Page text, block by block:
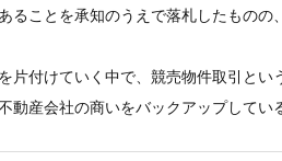
ることを承知のうえで落札したもの
片付けていく中で、競売物件取引と
動産会社の商いをバックアップしてい